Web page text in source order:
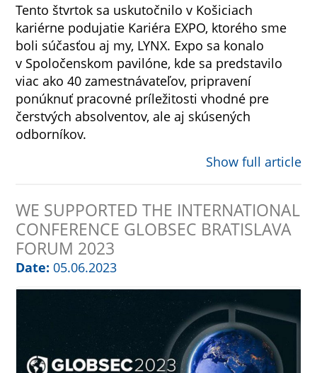
Tento štvrtok sa uskutočnilo v Košiciach
kariérne podujatie Kariéra EXPO, ktorého sme
boli súčasťou aj my, LYNX. Expo sa konalo
v Spoločenskom pavilóne, kde sa predstavilo
viac ako 40 zamestnávateľov, pripravení
ponúknuť pracovné príležitosti vhodné pre
čerstvých absolventov, ale aj skúsených
odborníkov.
Show full article
WE SUPPORTED THE INTERNATIONAL
CONFERENCE GLOBSEC BRATISLAVA
FORUM 2023
Date: 05.06.2023